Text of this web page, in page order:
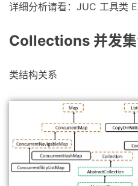
详细分析请看：JUC 工具类
Collections 并发
类结构关系